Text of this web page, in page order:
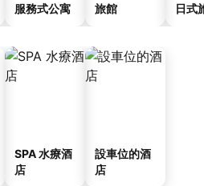
服務式公寓 旅館 日式
SPA 水療酒
店
設車位的酒
店